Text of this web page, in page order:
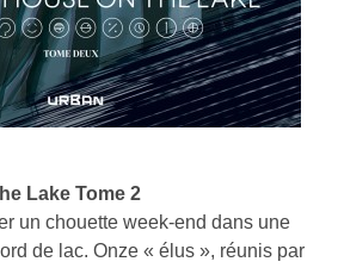
Lake Tome 2
un chouette week-end dans une
de lac. Onze « élus », réunis par